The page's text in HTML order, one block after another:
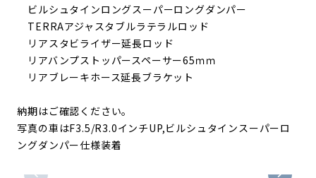
ビルシュタインロングスーパーロングダンパー
TERRAアジャスタブルラテラルロッド
リアスタビライザー延長ロッド
リアバンプストッパースペーサー65ｍｍ
リアブレーキホース延長ブラケット
納期はご確認ください。
写真の車はF3.5/R3.0インチUP,ビルシュタインスーパーロ
ングダンパー仕様装着